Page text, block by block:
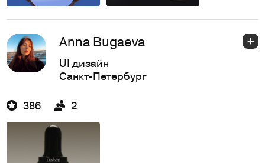
Anna Bugaeva
UI дизайн
Санкт-Петербург
386 2